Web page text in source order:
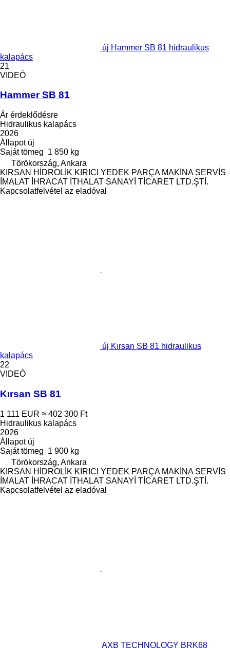
új Hammer SB 81 hidraulikus
kalapács
21
VIDEÓ
Hammer SB 81
Ár érdeklődésre
Hidraulikus kalapács
2026
Állapotúj
Saját tömeg 1 850 kg
Törökország, Ankara
KIRSAN HİDROLİK KIRICI YEDEK PARÇA MAKİNA SERVİS
İMALAT İHRACAT İTHALAT SANAYİ TİCARET LTD.ŞTİ.
Kapcsolatfelvétel az eladóval
új Kırsan SB 81 hidraulikus
kalapács
22
VIDEÓ
Kırsan SB 81
1 111 EUR ≈ 402 300 Ft
Hidraulikus kalapács
2026
Állapotúj
Saját tömeg 1 900 kg
Törökország, Ankara
KIRSAN HİDROLİK KIRICI YEDEK PARÇA MAKİNA SERVİS
İMALAT İHRACAT İTHALAT SANAYİ TİCARET LTD.ŞTİ.
Kapcsolatfelvétel az eladóval
AXB TECHNOLOGY BRK68